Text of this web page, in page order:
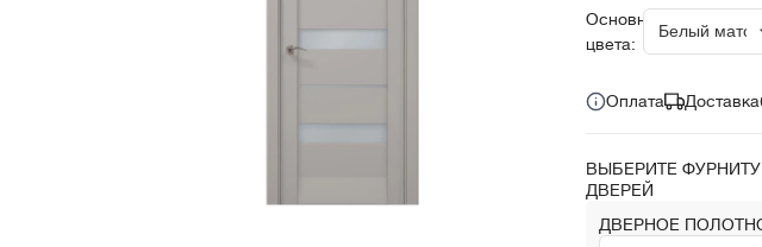
Основные
цвета:
Оплата Доставка
ВЫБЕРИТЕ
ДВЕРЕЙ
ДВЕРНОЕ